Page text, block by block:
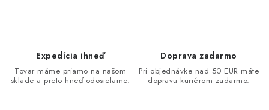
Expedícia ihneď
Tovar máme priamo na našom
sklade a preto hneď odosielame.
Doprava zadarmo
Pri objednávke nad 50 EUR máte
dopravu kuriérom zadarmo.